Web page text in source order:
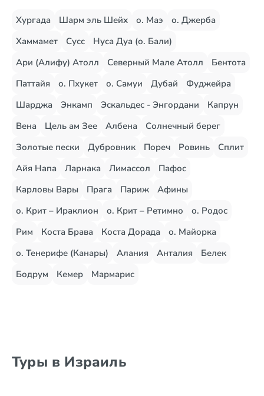
Хургада Шарм эль Шейх о. Маэ
о. Джерба
Хаммамет
Сусс
Нуса Дуа (о. Бали)
Ари (Алифу) Атолл
Северный Мале Атолл
Бентота
Паттайя
о. Пхукет о. Самуи Дубай
Фуджейра
Шарджа
Энкамп Эскальдес - Энгордани
Капрун
Вена
Цель ам Зее Албена
Солнечный берег
Золотые пески
Дубровник Пореч Ровинь
Сплит
Айя Напа
Ларнака Лимассол
Пафос
Карловы Вары
Прага Париж
Афины
о. Крит – Ираклион
о. Крит – Ретимно
о. Родос
Рим
Коста Брава Коста Дорада
о. Майорка
о. Тенерифе (Канары)
Алания Анталия
Белек
Бодрум
Кемер Мармарис
Туры в Израиль